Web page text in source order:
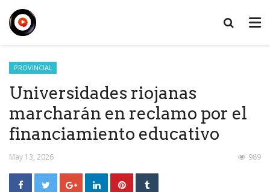
PROVINCIAL
Universidades riojanas
marcharán en reclamo por el
financiamiento educativo
May 13, 2026 989